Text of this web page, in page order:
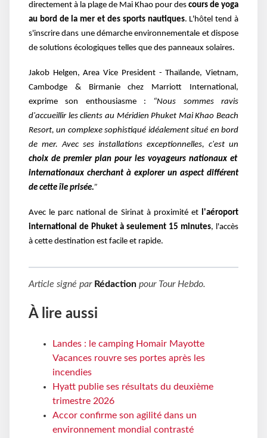
directement à la plage de Mai Khao pour des cours de yoga
au bord de la mer et des sports nautiques. L'hôtel tend à
s'inscrire dans une démarche environnementale et dispose
de solutions écologiques telles que des panneaux solaires.
Jakob Helgen, Area Vice President - Thaïlande, Vietnam,
Cambodge & Birmanie chez Marriott International,
exprime son enthousiasme :
“Nous sommes ravis
d'accueillir les clients au MéridienPhuket Mai Khao Beach
Resort, un complexe sophistiqué idéalement situé en bord
de mer. Avec ses installations exceptionnelles, c'est un
choix de premier plan pour les voyageurs nationaux et
internationaux cherchant à explorer un aspect différent
de cette île prisée.”
Avec le parc national de Sirinat à proximité et l'aéroport
international de Phuket à seulement 15 minutes, l'accès
à cette destination est facile et rapide.
Article signé par Rédaction pour Tour Hebdo.
À lire aussi
Landes : le camping Homair Mayotte
Vacances rouvre ses portes après les
incendies
Hyatt publie ses résultats du deuxième
trimestre 2026
Accor confirme son agilité dans un
environnement mondial contrasté